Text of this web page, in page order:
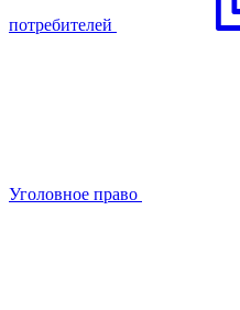
потребителей
Уголовное право